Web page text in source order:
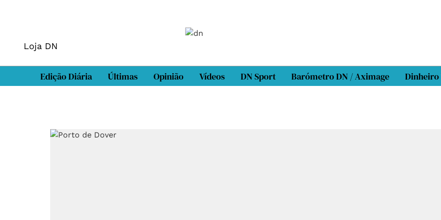
Loja DN
Edição Diária Últimas Opinião Vídeos DN Sport Barómetro DN / Aximage Dinheiro